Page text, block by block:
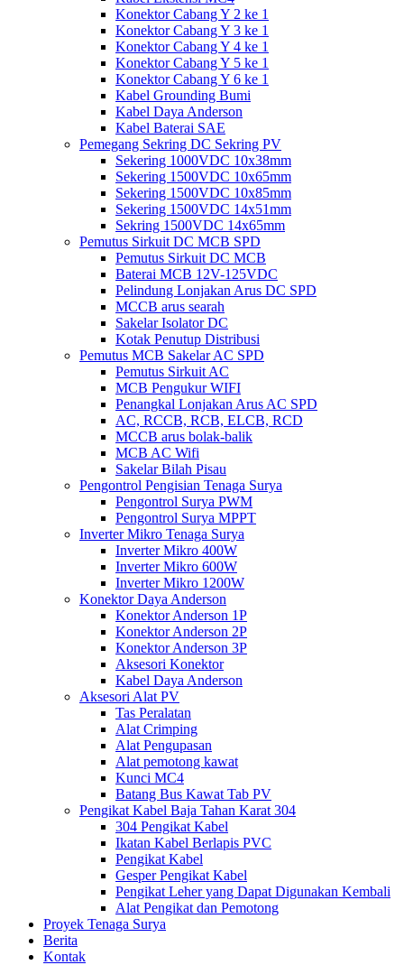
Konektor Cabang Y 2 ke 1
Konektor Cabang Y 3 ke 1
Konektor Cabang Y 4 ke 1
Konektor Cabang Y 5 ke 1
Konektor Cabang Y 6 ke 1
Kabel Grounding Bumi
Kabel Daya Anderson
Kabel Baterai SAE
Pemegang Sekring DC Sekring PV
Sekering 1000VDC 10x38mm
Sekering 1500VDC 10x65mm
Sekering 1500VDC 10x85mm
Sekering 1500VDC 14x51mm
Sekring 1500VDC 14x65mm
Pemutus Sirkuit DC MCB SPD
Pemutus Sirkuit DC MCB
Baterai MCB 12V-125VDC
Pelindung Lonjakan Arus DC SPD
MCCB arus searah
Sakelar Isolator DC
Kotak Penutup Distribusi
Pemutus MCB Sakelar AC SPD
Pemutus Sirkuit AC
MCB Pengukur WIFI
Penangkal Lonjakan Arus AC SPD
AC, RCCB, RCB, ELCB, RCD
MCCB arus bolak-balik
MCB AC Wifi
Sakelar Bilah Pisau
Pengontrol Pengisian Tenaga Surya
Pengontrol Surya PWM
Pengontrol Surya MPPT
Inverter Mikro Tenaga Surya
Inverter Mikro 400W
Inverter Mikro 600W
Inverter Mikro 1200W
Konektor Daya Anderson
Konektor Anderson 1P
Konektor Anderson 2P
Konektor Anderson 3P
Aksesori Konektor
Kabel Daya Anderson
Aksesori Alat PV
Tas Peralatan
Alat Crimping
Alat Pengupasan
Alat pemotong kawat
Kunci MC4
Batang Bus Kawat Tab PV
Pengikat Kabel Baja Tahan Karat 304
304 Pengikat Kabel
Ikatan Kabel Berlapis PVC
Pengikat Kabel
Gesper Pengikat Kabel
Pengikat Leher yang Dapat Digunakan Kembali
Alat Pengikat dan Pemotong
Proyek Tenaga Surya
Berita
Kontak